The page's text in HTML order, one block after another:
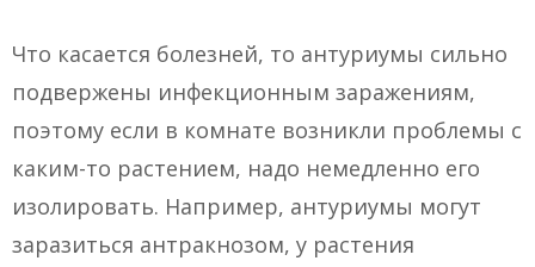
Что касается болезней, то антуриумы сильно
подвержены инфекционным заражениям,
поэтому если в комнате возникли проблемы с
каким-то растением, надо немедленно его
изолировать. Например, антуриумы могут
заразиться антракнозом, у растения